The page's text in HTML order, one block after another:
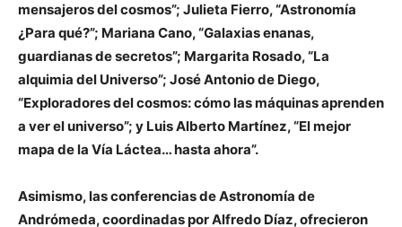
mensajeros del cosmos”; Julieta Fierro, “Astronomía
¿Para qué?”; Mariana Cano, “Galaxias enanas,
guardianas de secretos”; Margarita Rosado, “La
alquimia del Universo”; José Antonio de Diego,
“Exploradores del cosmos: cómo las máquinas aprenden
a ver el universo”; y Luis Alberto Martínez, “El mejor
mapa de la Vía Láctea… hasta ahora”.
Asimismo, las conferencias de Astronomía de
Andrómeda, coordinadas por Alfredo Díaz, ofrecieron